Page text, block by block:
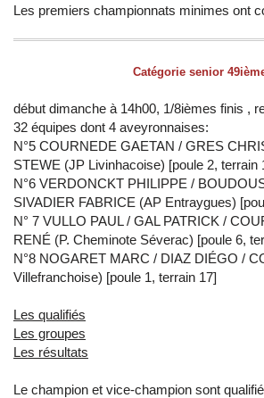
Les premiers championnats minimes ont
Catégorie senior
début dimanche à 14h00, 1/8ièmes finis ,
32 équipes dont 4 aveyronnaises:
N°5 COURNEDE GAETAN / GRES
STEWE (JP Livinhacoise) [poule 2, terrain
N°6 VERDONCKT PHILIPPE /
SIVADIER FABRICE (AP Entraygues)
N° 7 VULLO PAUL / GAL PATRICK /
RENÉ (P. Cheminote Séverac) [poule 6,
N°8 NOGARET MARC / DIAZ DIÉGO /
Villefranchoise) [poule 1, terrain 17]
Les qualifiés
Les groupes
Les résultats
Le champion et vice-champion sont